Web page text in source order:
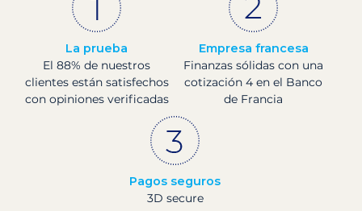
La prueba
El 88% de nuestros
clientes están satisfechos
con opiniones verificadas
Empresa francesa
Finanzas sólidas con una
cotización 4 en el Banco
de Francia
Pagos seguros
3D secure